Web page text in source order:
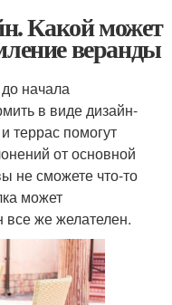
Какой может
веранды
начала
в виде дизайн-
террас помогут
от основной
не сможете что-то
может
все же желателен.